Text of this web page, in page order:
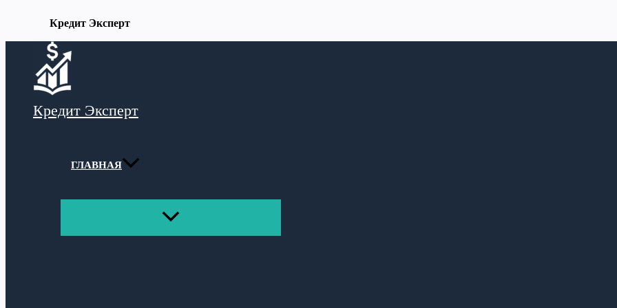
Кредит Эксперт
содержимому
Кредит Эксперт
ГЛАВНАЯ
ПЕРЕКЛЮЧАТЕЛЬ